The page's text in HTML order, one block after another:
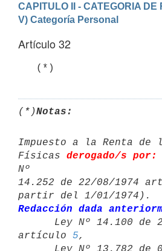
CAPITULO II - CATEGORIA DE
V) Categoría Personal
Artículo 32
(*)Notas:
Impuesto a la Renta de
Físicas derogado/s por:
Nº
14.252 de 22/08/1974
Redacción dada
artículo 5,